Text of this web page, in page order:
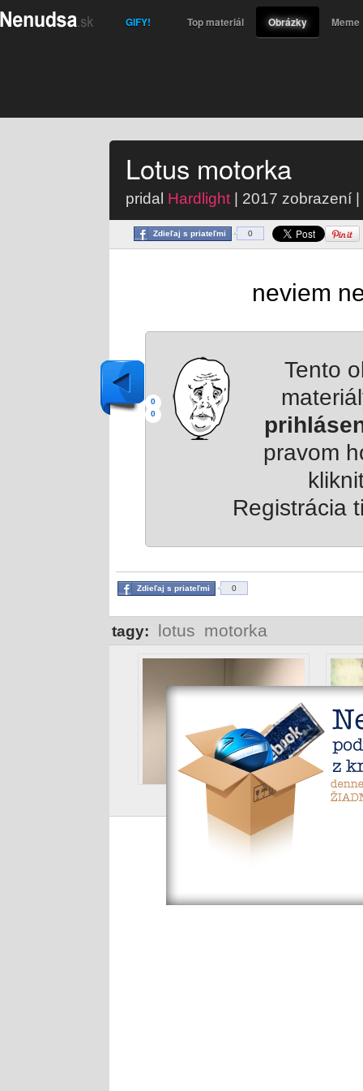
GIFY! Top materiál Obrázky Meme
Lotus motorka
pridal Hardlight | 2017 zobrazení
Zdieľaj s priateľmi 0
0
0
neviem
Tento
pravom
Registrácia
Zdieľaj s priateľmi 0
tagy: lotus motorka
No neviem